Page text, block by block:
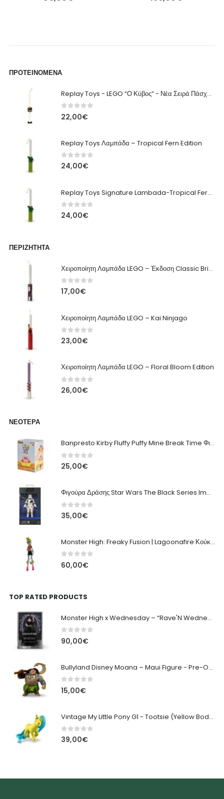
ΠΡΟΤΕΙΝΌΜΕΝΑ
Replay Toys - LEGO “Ο Κύβος” - Νέα Σειρά Πάσχα 2026 Λαμπάδα
0out of 5
22,00€
Replay Toys Λαμπάδα – Tropical Fern Edition
0 out of 5
24,00€
Replay Toys Signature Lambada-Tropical Fern edition 2026
0 out of 5
24,00€
ΠΕΡΙΖΉΤΗΤΑ
Χειροποίητη Λαμπάδα LEGO – Έκδοση Classic Brick
0out of 5
17,00€
Χειροποίητη Λαμπάδα LEGO – Kai Ninjago
0out of 5
23,00€
Χειροποίητη Λαμπάδα LEGO – Floral Bloom Edition
0out of 5
26,00€
ΝΕΌΤΕΡΑ
Banpresto Kirby Fluffy Puffy Mine Break Time Φιγούρα – Α' Έκδοση
0out of 5
25,00€
Φιγούρα Δράσης Star Wars The Black Series Imperial Remnant Stormtrooper #05
0out of 5
35,00€
Monster High: Freaky Fusion | Lagoonafire Κούκλα Mattel 2013 - 28εκ
0 out of 5
60,00€
TOP RATED PRODUCTS
Monster High x Wednesday – “Rave'N Wednesday” Collector Doll
0 out of 5
90,00€
Bullyland Disney Moana – Maui Figure - Pre-Owned - 12cm
0out of 5
15,00€
Vintage My Little Pony G1 - Tootsie (Yellow Body, Blue Hair) 13cm
0out of 5
39,00€